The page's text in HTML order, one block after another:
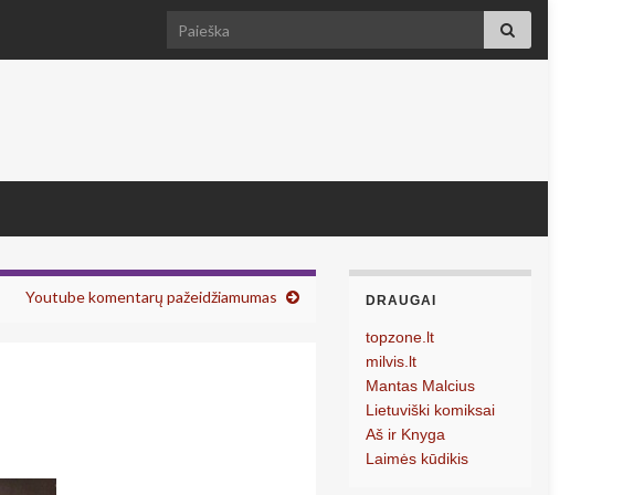
Search for:
Youtube komentarų pažeidžiamumas DRAUGAI
topzone.lt
milvis.lt
Mantas Malcius
Lietuviški komiksai
Aš ir Knyga
Laimės kūdikis